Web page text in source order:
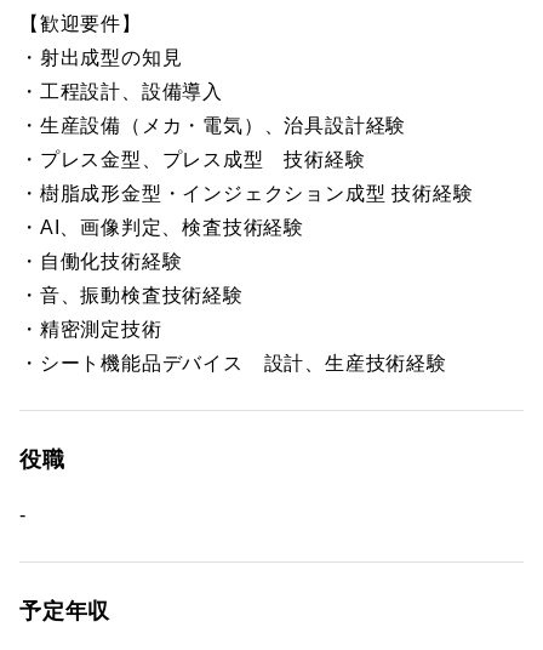
【歓迎要件】
・射出成型の知見
・工程設計、設備導入
・生産設備（メカ・電気）、治具設計経験
・プレス金型、プレス成型 技術経験
・樹脂成形金型・インジェクション成型 技術経験
・AI、画像判定、検査技術経験
・自働化技術経験
・音、振動検査技術経験
・精密測定技術
・シート機能品デバイス 設計、生産技術経験
役職
-
予定年収